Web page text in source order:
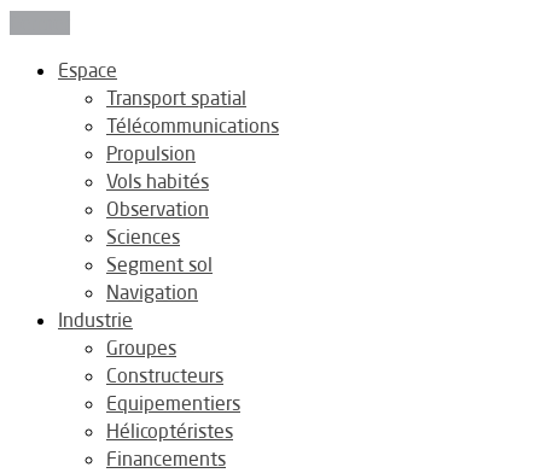
Espace
Transport spatial
Télécommunications
Propulsion
Vols habités
Observation
Sciences
Segment sol
Navigation
Industrie
Groupes
Constructeurs
Equipementiers
Hélicoptéristes
Financements